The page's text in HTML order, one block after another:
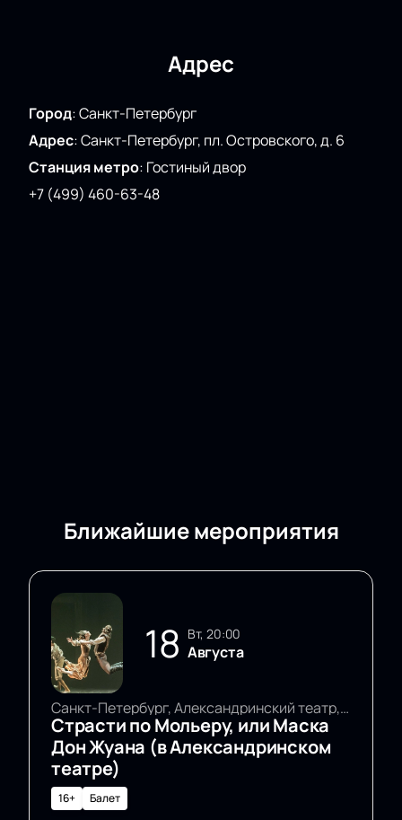
Адрес
Город:Санкт-Петербург
Адрес:Санкт-Петербург, пл. Островского, д. 6
Станция метро: Гостиный двор
+7 (499) 460-63-48
Ближайшие мероприятия
18 вт, 20:00
Августа
Санкт-Петербург, Александринский театр, Основная сцена
Страсти по Мольеру, или Маска
Дон Жуана (в Александринском
театре)
16+ Балет